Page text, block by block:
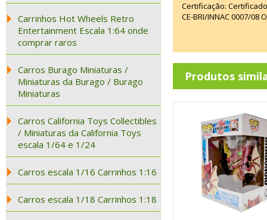
Carrinhos Hot Wheels Retro
Entertainment Escala 1:64 onde
comprar raros
Carros Burago Miniaturas /
Miniaturas da Burago / Burago
Miniaturas
Carros California Toys Collectibles
/ Miniaturas da California Toys
escala 1/64 e 1/24
Carros escala 1/16 Carrinhos 1:16
Carros escala 1/18 Carrinhos 1:18
Certificação:
CE-BRI/INNAC 0007/08
Produtos